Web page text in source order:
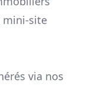
mini-site
via nos